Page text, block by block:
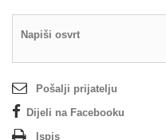
Napiši osvrt
Pošalji prijatelju
Dijeli na Facebooku
Ispis